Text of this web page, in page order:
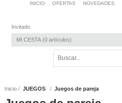
Invitado
MI CESTA 0 artículos
INICIO OFERTAS NOVEDADES
Inicio JUEGOS Juegos de pareja